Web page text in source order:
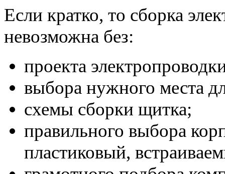
Если кратко, то сборка
невозможна без:
проекта
выбора нужного места
схемы сборки щитка;
правильного выбора
пластиковый,